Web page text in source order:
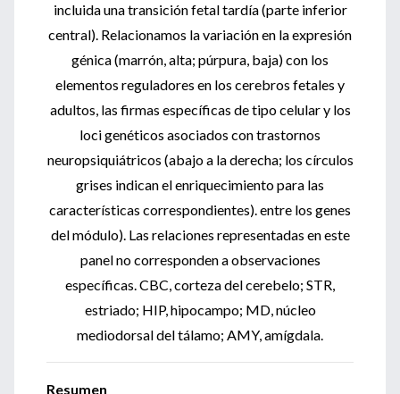
incluida una transición fetal tardía (parte inferior
central). Relacionamos la variación en la expresión
génica (marrón, alta; púrpura, baja) con los
elementos reguladores en los cerebros fetales y
adultos, las firmas específicas de tipo celular y los
loci genéticos asociados con trastornos
neuropsiquiátricos (abajo a la derecha; los círculos
grises indican el enriquecimiento para las
características correspondientes).entre los genes
del módulo). Las relaciones representadas en este
panel no corresponden a observaciones
específicas.CBC, corteza del cerebelo; STR,
estriado; HIP, hipocampo; MD, núcleo
mediodorsal del tálamo; AMY, amígdala.
Resumen